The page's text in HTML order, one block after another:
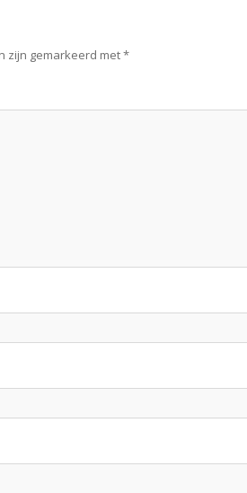
zijn gemarkeerd met*